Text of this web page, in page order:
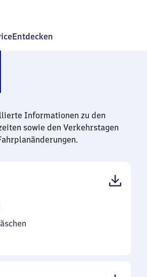
Entdecken
Informationen zu den
sowie den Verkehrstagen